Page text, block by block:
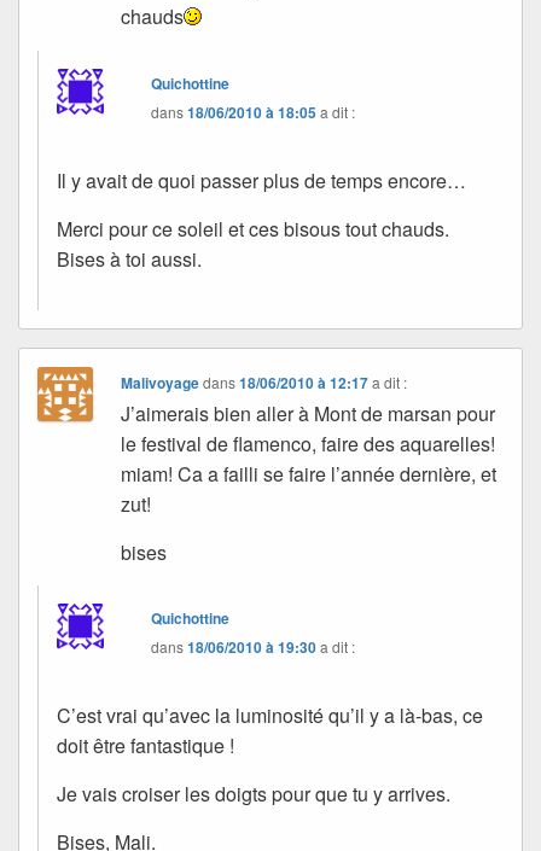
chauds
Quichottine
dans18/06/2010 à 18:05a dit :
Il y avait de quoi passer plus de temps encore…
Merci pour ce soleil et ces bisous tout chauds.
Bises à toi aussi.
Malivoyagedans18/06/2010 à 12:17 a dit :
J’aimerais bien aller à Mont de marsan pour
le festival de flamenco, faire des aquarelles!
miam! Ca a failli se faire l’année dernière, et
zut!
bises
Quichottine
dans18/06/2010 à 19:30a dit :
C’est vrai qu’avec la luminosité qu’il y a là-bas, ce
doit être fantastique !
Je vais croiser les doigts pour que tu y arrives.
Bises, Mali.